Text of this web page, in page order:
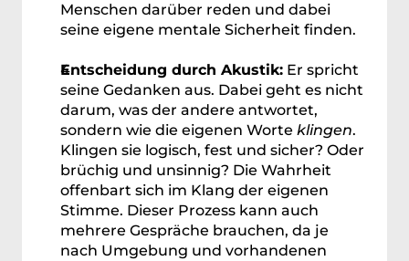
Menschen darüber reden und dabei
seine eigene mentale Sicherheit finden.
Entscheidung durch Akustik: Er spricht
seine Gedanken aus. Dabei geht es nicht
darum, was der andere antwortet,
sondern wie die eigenen Worte klingen.
Klingen sie logisch, fest und sicher? Oder
brüchig und unsinnig? Die Wahrheit
offenbart sich im Klang der eigenen
Stimme. Dieser Prozess kann auch
mehrere Gespräche brauchen, da je
nach Umgebung und vorhandenen